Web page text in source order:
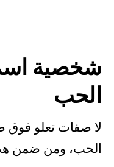
شخصية
الحب
لا صفات تعلو فوق
الحب، ومن ضمن